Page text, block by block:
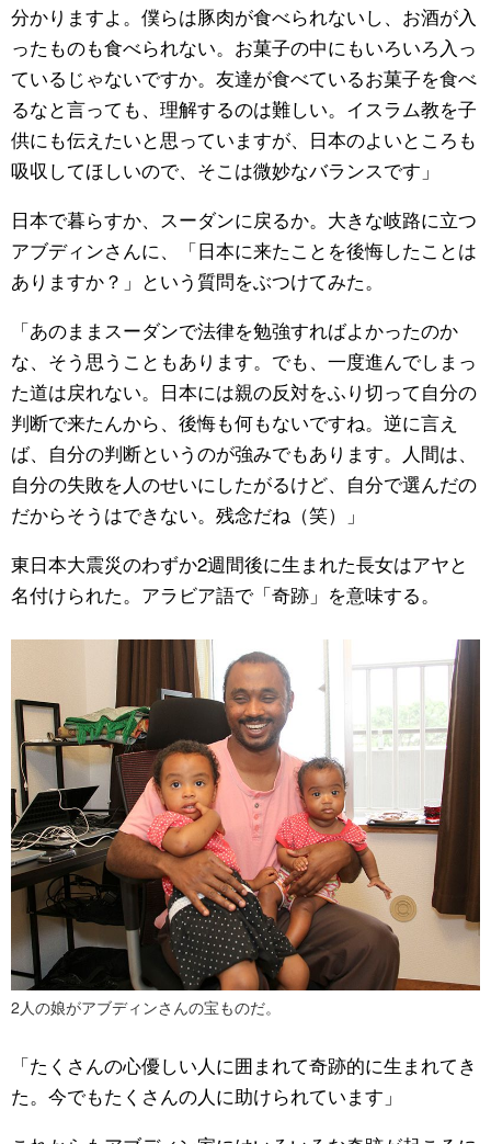
分かりますよ。僕らは豚肉が食べられないし、お酒が入
ったものも食べられない。お菓子の中にもいろいろ入っ
ているじゃないですか。友達が食べているお菓子を食べ
るなと言っても、理解するのは難しい。イスラム教を子
供にも伝えたいと思っていますが、日本のよいところも
吸収してほしいので、そこは微妙なバランスです」
日本で暮らすか、スーダンに戻るか。大きな岐路に立つ
アブディンさんに、「日本に来たことを後悔したことは
ありますか？」という質問をぶつけてみた。
「あのままスーダンで法律を勉強すればよかったのか
な、そう思うこともあります。でも、一度進んでしまっ
た道は戻れない。日本には親の反対をふり切って自分の
判断で来たんから、後悔も何もないですね。逆に言え
ば、自分の判断というのが強みでもあります。人間は、
自分の失敗を人のせいにしたがるけど、自分で選んだの
だからそうはできない。残念だね（笑）」
東日本大震災のわずか2週間後に生まれた長女はアヤと
名付けられた。アラビア語で「奇跡」を意味する。
2人の娘がアブディンさんの宝ものだ。
「たくさんの心優しい人に囲まれて奇跡的に生まれてき
た。今でもたくさんの人に助けられています」